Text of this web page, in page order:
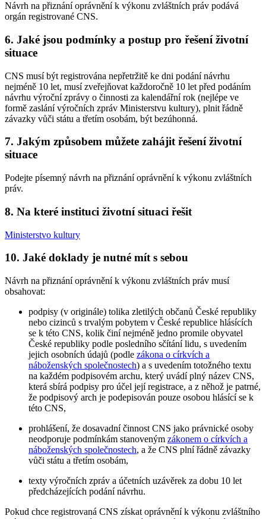
Návrh na přiznání oprávnění k výkonu zvláštních práv podává
orgán registrované CNS.
6. Jaké jsou podmínky a postup pro řešení životní
situace
CNS musí být registrována nepřetržitě ke dni podání návrhu
nejméně 10 let, musí zveřejňovat každoročně 10 let před podáním
návrhu výroční zprávy o činnosti za kalendářní rok (nejlépe ve
formě zaslání výročních zpráv Ministerstvu kultury), plnit řádně
závazky vůči státu a třetím osobám, být bezúhonná.
7. Jakým způsobem můžete zahájit řešení životní
situace
Podejte písemný návrh na přiznání oprávnění k výkonu zvláštních
práv.
8. Na které instituci životní situaci řešit
Ministerstvo kultury
10. Jaké doklady je nutné mít s sebou
Návrh na přiznání oprávnění k výkonu zvláštních práv musí
obsahovat:
podpisy (v originále) tolika zletilých občanů České republiky
nebo cizinců s trvalým pobytem v České republice hlásících
se k této CNS, kolik činí nejméně jedno promile obyvatel
České republiky podle posledního sčítání lidu, s uvedením
jejich osobních údajů (podle zákona o církvích a
náboženských společnostech) a s uvedením totožného textu
na každém podpisovém archu, který uvádí plný název CNS,
která sbírá podpisy pro účel její registrace, a z něhož je patrné,
že podpisový arch je podepisován pouze osobou hlásící se k
této CNS,
prohlášení, že dosavadní činnost CNS jako právnické osoby
neodporuje podmínkám stanoveným zákonem o církvích a
náboženských společnostech, a že CNS plní řádně závazky
vůči státu a třetím osobám,
texty výročních zpráv a účetních uzávěrek za dobu 10 let
předcházejících podání návrhu.
Pokud chce registrovaná CNS získat oprávnění k výkonu zvláštního